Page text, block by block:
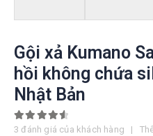
Gội xả Kumano
hồi không chứa
Nhật Bản
4.67out of 5
3 đánh giá của khách hàng |